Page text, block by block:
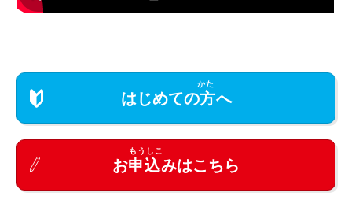
はじめての方へ
お申込みはこちら